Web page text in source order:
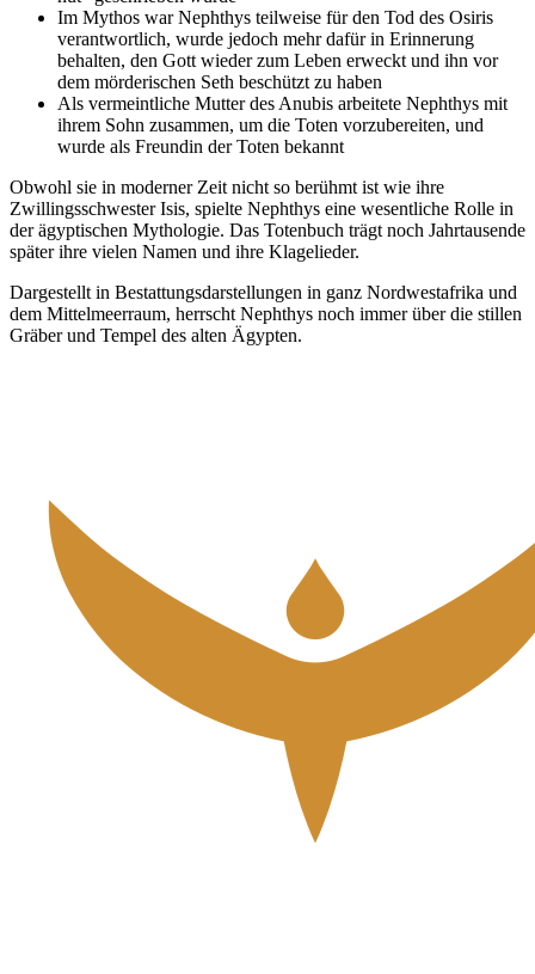
Im Mythos war Nephthys teilweise für den Tod des Osiris
verantwortlich, wurde jedoch mehr dafür in Erinnerung
behalten, den Gott wieder zum Leben erweckt und ihn vor
dem mörderischen Seth beschützt zu haben
Als vermeintliche Mutter des Anubis arbeitete Nephthys mit
ihrem Sohn zusammen, um die Toten vorzubereiten, und
wurde als Freundin der Toten bekannt
Obwohl sie in moderner Zeit nicht so berühmt ist wie ihre
Zwillingsschwester Isis, spielte Nephthys eine wesentliche Rolle in
der ägyptischen Mythologie. Das Totenbuch trägt noch Jahrtausende
später ihre vielen Namen und ihre Klagelieder.
Dargestellt in Bestattungsdarstellungen in ganz Nordwestafrika und
dem Mittelmeerraum, herrscht Nephthys noch immer über die stillen
Gräber und Tempel des alten Ägypten.